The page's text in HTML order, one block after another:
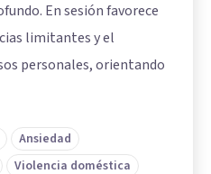
En sesión favorece
limitantes y el
personales, orientando
Ansiedad
Violencia doméstica